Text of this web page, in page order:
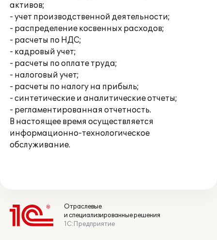
активов;
- учет производственной деятельности;
- распределение косвенных расходов;
- расчеты по НДС;
- кадровый учет;
- расчеты по оплате труда;
- налоговый учет;
- расчеты по налогу на прибыль;
- синтетические и аналитические отчеты;
- регламентированная отчетность.
В настоящее время осуществляется
информационно-технологическое
обслуживание.
Отраслевые
и специализированные решения
1С:Предприятие